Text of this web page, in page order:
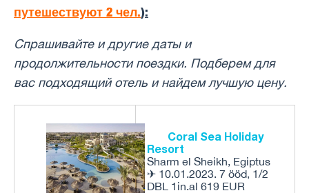
путешествуют 2 чел.):
Спрашивайте и другие даты и ​​
продолжительности поездки. Подберем для
вас подходящий отель и найдем лучшую цену.
Coral Sea Holiday
Resort
Sharm el Sheikh, Egiptus
✈ 10.01.2023. 7 ööd, 1/2
DBL 1in.al 619 EUR